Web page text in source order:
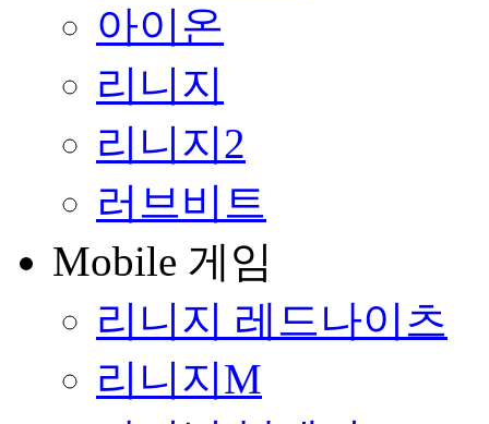
아이온
리니지
리니지2
러브비트
Mobile 게임
리니지 레드나이츠
리니지M